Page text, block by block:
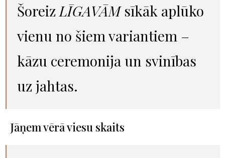
Šoreiz LĪGAVĀMsīkāk aplūko
vienu no šiem variantiem –
kāzu ceremonija un svinības
uz jahtas.
Jāņem vērā viesu skaits